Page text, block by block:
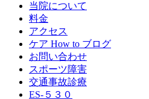
当院について
料金
アクセス
ケア How to ブログ
お問い合わせ
スポーツ障害
交通事故診療
ES-５３０